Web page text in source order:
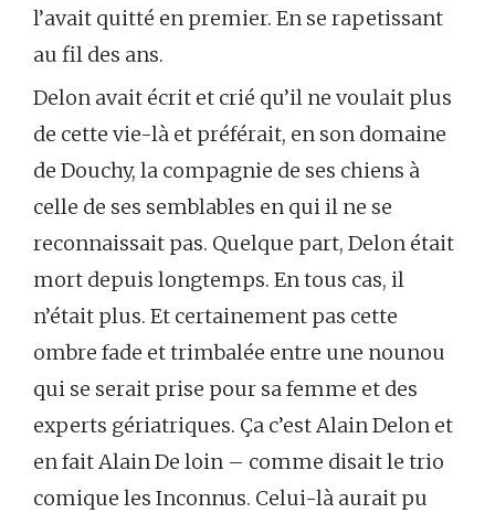
l’avait quitté en premier. En se rapetissant
au fil des ans.
Delon avait écrit et crié qu’il ne voulait plus
de cette vie-là et préférait, en son domaine
de Douchy, la compagnie de ses chiens à
celle de ses semblables en qui il ne se
reconnaissait pas. Quelque part, Delon était
mort depuis longtemps. En tous cas, il
n’était plus. Et certainement pas cette
ombre fade et trimbalée entre une nounou
qui se serait prise pour sa femme et des
experts gériatriques. Ça c’est Alain Delon et
en fait Alain De loin – comme disait le trio
comique les Inconnus. Celui-là aurait pu